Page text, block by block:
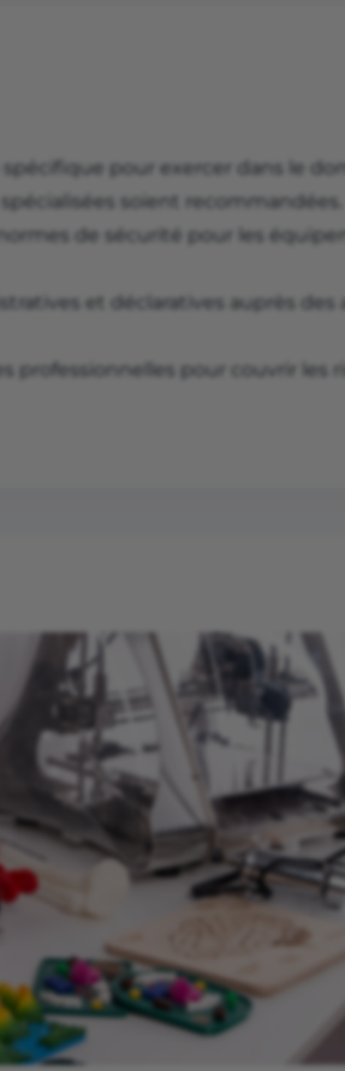
pour exercer dans le
soient recommandées.
de sécurité pour les
et déclaratives auprès des
professionnelles pour couvrir les